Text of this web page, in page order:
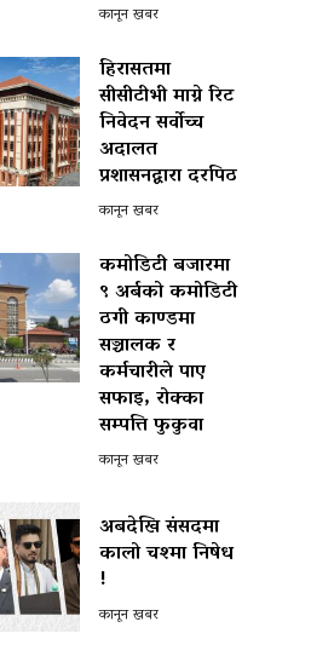
कानून खबर
हिरासतमा
सीसीटीभी माग्ने रिट
निवेदन सर्वोच्च
अदालत
प्रशासनद्वारा दरपिठ
कानून खबर
कमोडिटी बजारमा
९ अर्बको कमोडिटी
ठगी काण्डमा
सञ्चालक र
कर्मचारीले पाए
सफाइ, रोक्का
सम्पत्ति फुकुवा
कानून खबर
अबदेखि संसदमा
कालो चश्मा निषेध
!
कानून खबर